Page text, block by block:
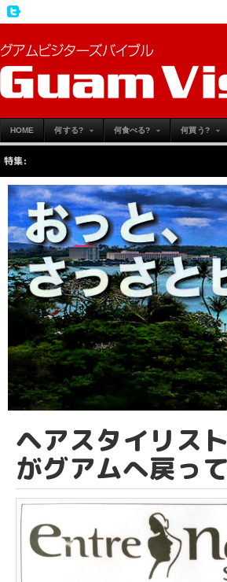
HOME 何する? 何食べる? 何買う?
特集:
ヘアスタイリス
がグアムへ戻っ